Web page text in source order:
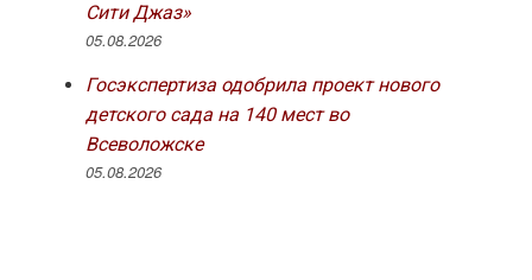
Сити Джаз»
05.08.2026
Госэкспертиза одобрила проект нового
детского сада на 140 мест во
Всеволожске
05.08.2026